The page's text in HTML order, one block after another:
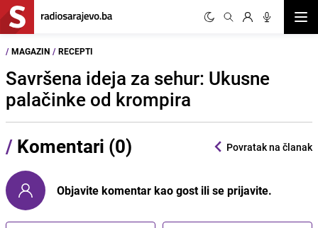
/ MAGAZIN / RECEPTI
Savršena ideja za sehur: Ukusne
palačinke od krompira
/ Komentari (0) Povratak na članak
Objavite komentar kao gost ili se prijavite.